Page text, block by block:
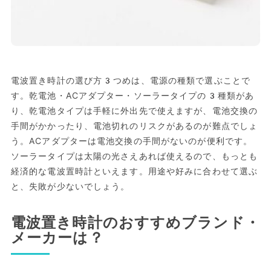
電波置き時計の選び方3つめは、電源の種類で選ぶことで
す。乾電池・ACアダプター・ソーラータイプの3種類があ
り、乾電池タイプは手軽に外出先で使えますが、電池交換の
手間がかかったり、電池切れのリスクがあるのが難点でしょ
う。ACアダプターは電池交換の手間がないのが便利です。
ソーラータイプは太陽の光さえあれば使えるので、もっとも
経済的な電波置時計といえます。用途や好みに合わせて選ぶ
と、失敗が少ないでしょう。
電波置き時計のおすすめブランド・
メーカーは？